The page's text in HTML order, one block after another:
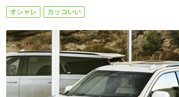
オシャレ カッコいい